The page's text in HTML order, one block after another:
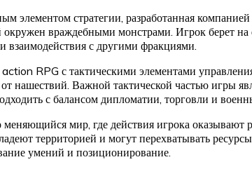
элементом стратегии, разработанная
враждебными монстрами. Игрок берет на
взаимодействия с другими фракциями.
RPG с тактическими элементами
нашествий. Важной тактической частью игры
с балансом дипломатии, торговли и
мир, где действия игрока оказывают
территорией и могут перехватывать
умений и позиционирование.